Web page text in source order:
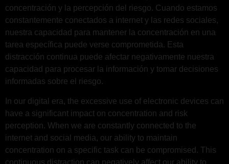
concentración y la percepción del riesgo. Cuando estamos
constantemente conectados a internet y las redes sociales,
nuestra capacidad para mantener la concentración en una
tarea específica puede verse comprometida. Esta
distracción continua puede afectar negativamente nuestra
capacidad para procesar la información y tomar decisiones
informadas sobre el riesgo.
In our digital era, the excessive use of electronic devices can
have a significant impact on concentration and risk
perception. When we are constantly connected to the
internet and social media, our ability to maintain
concentration on a specific task can be compromised. This
continuous distraction can negatively affect our ability to